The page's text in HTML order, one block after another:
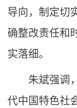
导向，制定切
确整改责任和
实落细。
朱斌强调
代中国特色社